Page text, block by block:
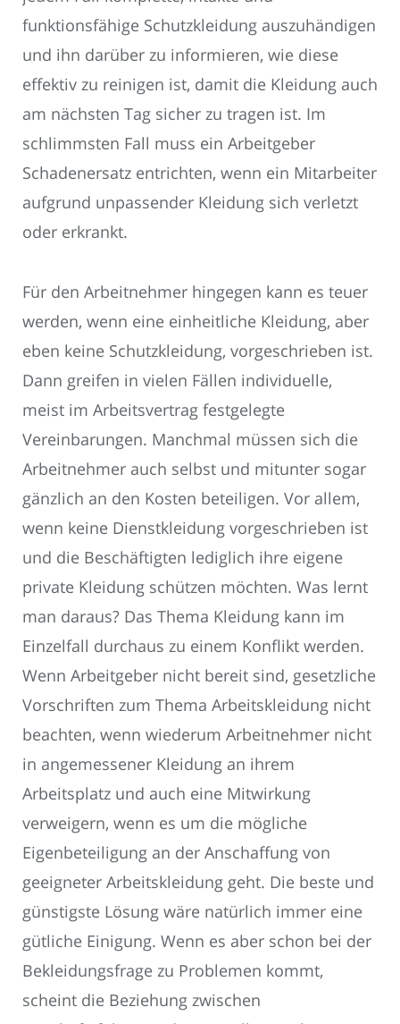
funktionsfähige Schutzkleidung auszuhändigen
und ihn darüber zu informieren, wie diese
effektiv zu reinigen ist, damit die Kleidung auch
am nächsten Tag sicher zu tragen ist. Im
schlimmsten Fall muss ein Arbeitgeber
Schadenersatz entrichten, wenn ein Mitarbeiter
aufgrund unpassender Kleidung sich verletzt
oder erkrankt.
Für den Arbeitnehmer hingegen kann es teuer
werden, wenn eine einheitliche Kleidung, aber
eben keine Schutzkleidung, vorgeschrieben ist.
Dann greifen in vielen Fällen individuelle,
meist im Arbeitsvertrag festgelegte
Vereinbarungen. Manchmal müssen sich die
Arbeitnehmer auch selbst und mitunter sogar
gänzlich an den Kosten beteiligen. Vor allem,
wenn keine Dienstkleidung vorgeschrieben ist
und die Beschäftigten lediglich ihre eigene
private Kleidung schützen möchten. Was lernt
man daraus? Das Thema Kleidung kann im
Einzelfall durchaus zu einem Konflikt werden.
Wenn Arbeitgeber nicht bereit sind, gesetzliche
Vorschriften zum Thema Arbeitskleidung nicht
beachten, wenn wiederum Arbeitnehmer nicht
in angemessener Kleidung an ihrem
Arbeitsplatz und auch eine Mitwirkung
verweigern, wenn es um die mögliche
Eigenbeteiligung an der Anschaffung von
geeigneter Arbeitskleidung geht. Die beste und
günstigste Lösung wäre natürlich immer eine
gütliche Einigung. Wenn es aber schon bei der
Bekleidungsfrage zu Problemen kommt,
scheint die Beziehung zwischen